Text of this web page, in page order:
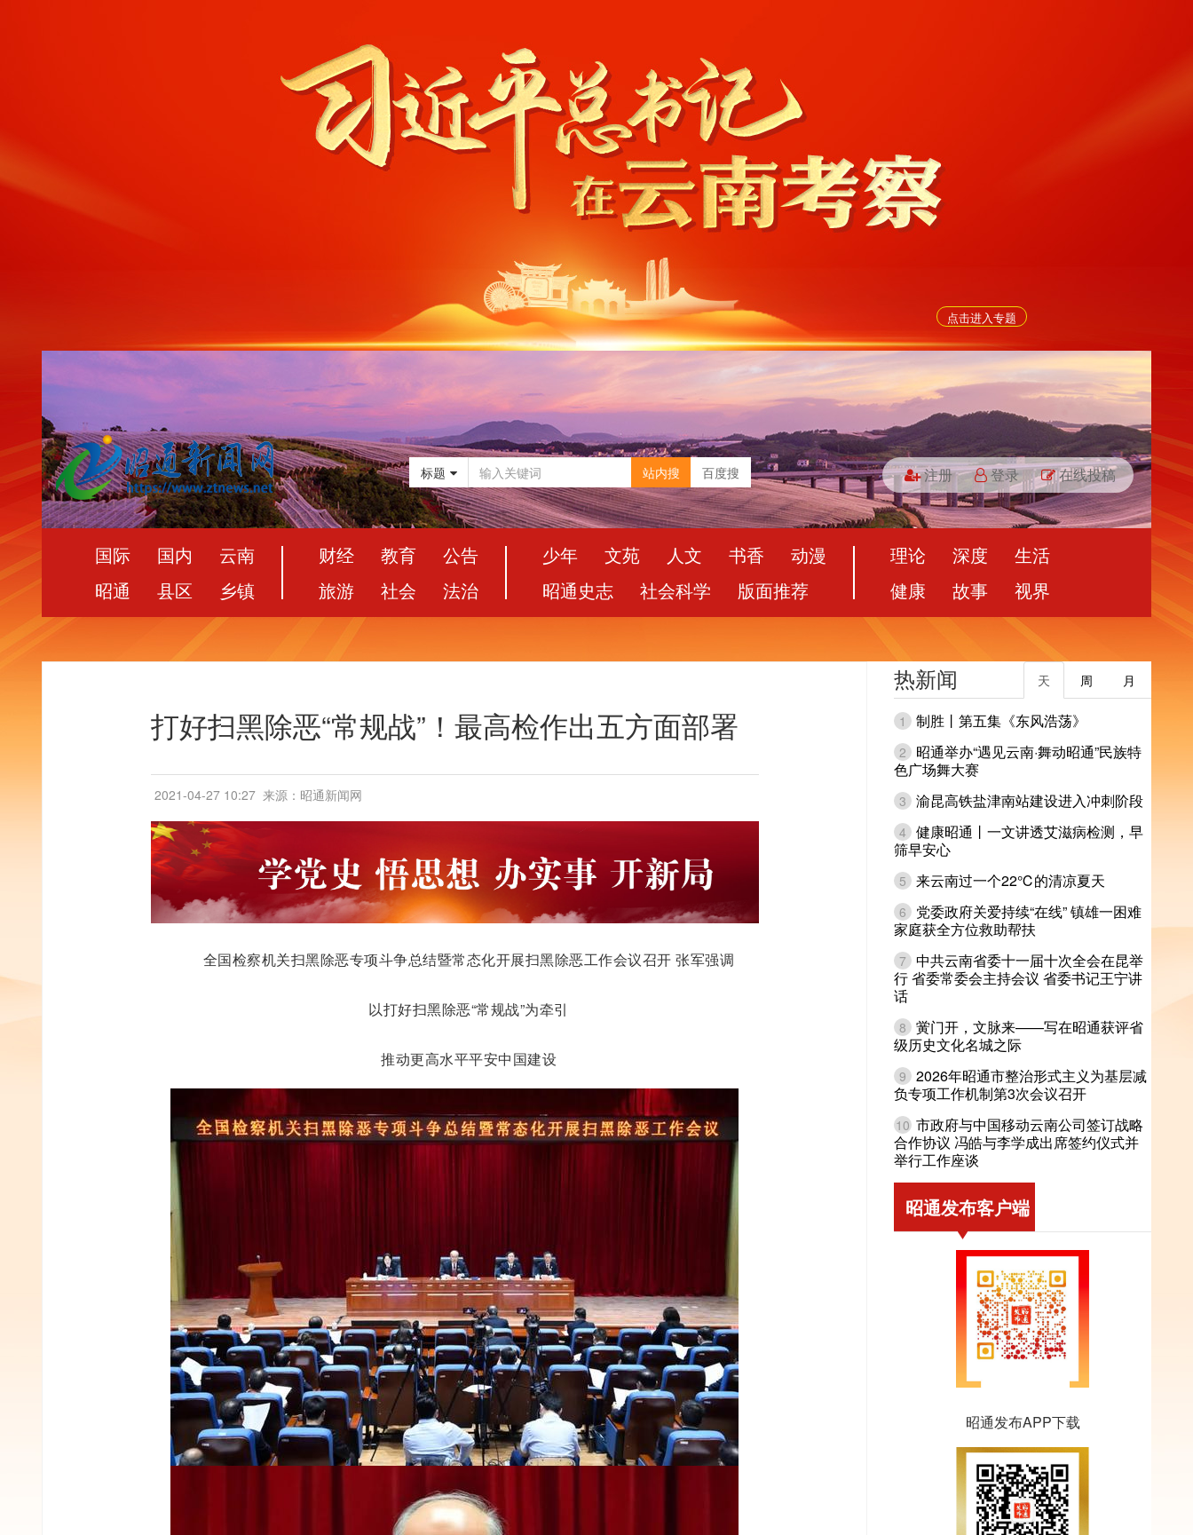
点击进入专题
标题 站内搜 百度搜 注册 登录 在线投稿
国际 国内
云南
昭通
县区 乡镇
财经 教育
公告
旅游
社会 法治
少年 文苑 人文 书香
动漫
昭通史志
社会科学 版面推荐
理论 深度
生活
健康
故事 视界
打好扫黑除恶“常规战”！最高检作出五方面部署
2021-04-27 10:27 来源：昭通新闻网
全国检察机关扫黑除恶专项斗争总结暨常态化开展扫黑除恶工作会议召开 张军强调
以打好扫黑除恶“常规战”为牵引
推动更高水平平安中国建设
热新闻 月
周
天
1 制胜丨第五集《东风浩荡》
2
昭通举办“遇见云南·舞动昭通”民族特
色广场舞大赛
3 渝昆高铁盐津南站建设进入冲刺阶段
4 健康昭通丨一文讲透艾滋病检测，早
筛早安心
5 来云南过一个22℃的清凉夏天
6
党委政府关爱持续“在线” 镇雄一困难
家庭获全方位救助帮扶
7 中共云南省委十一届十次全会在昆举
行 省委常委会主持会议 省委书记王宁讲
话
8 黉门开，文脉来——写在昭通获评省
级历史文化名城之际
9 2026年昭通市整治形式主义为基层减
负专项工作机制第3次会议召开
10 市政府与中国移动云南公司签订战略
合作协议 冯皓与李学成出席签约仪式并
举行工作座谈
昭通发布客户端
昭通发布APP下载